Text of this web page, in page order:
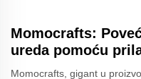
Momocrafts:
ureda pomoću
Momocrafts, gigant u